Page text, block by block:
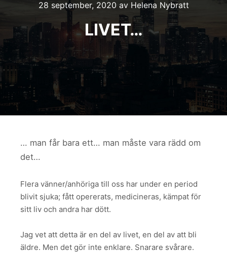
28 september, 2020 av Helena Nybratt
LIVET…
… man får bara ett… man måste vara rädd om
det…
Flera vänner/anhöriga till oss har under en period
blivit sjuka; fått opererats, medicineras, kämpat för
sitt liv och andra har dött.
Jag vet att detta är en del av livet, en del av att bli
äldre. Men det gör inte enklare. Snarare svårare.